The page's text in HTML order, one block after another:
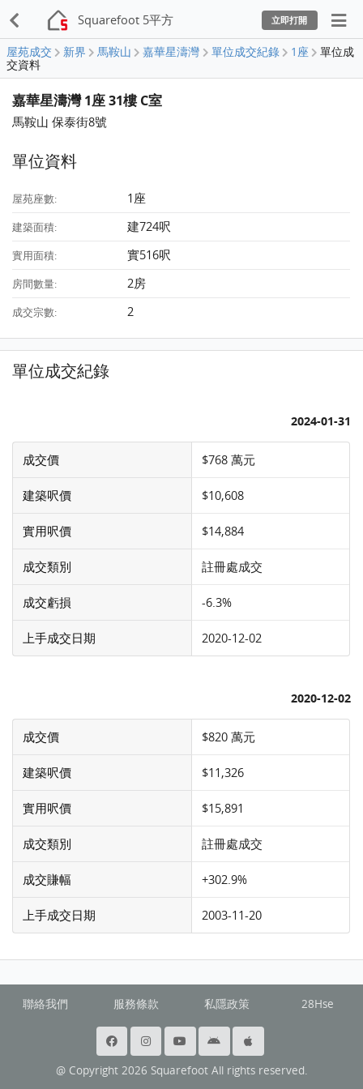
Squarefoot 5平方 立即打開
屋苑成交 新界 馬鞍山 嘉華星濤灣 單位成交紀錄 1座
單位成
交資料
嘉華星濤灣 1座 31樓 C室
馬鞍山 保泰街8號
單位資料
屋苑座數: 1座
建築面積: 建724呎
實用面積: 實516呎
房間數量: 2房
成交宗數: 2
單位成交紀錄
2024-01-31
成交價 $768 萬元
建築呎價 $10,608
實用呎價 $14,884
成交類別 註冊處成交
成交虧損 -6.3%
上手成交日期 2020-12-02
2020-12-02
成交價 $820 萬元
建築呎價 $11,326
實用呎價 $15,891
成交類別 註冊處成交
成交賺幅 +302.9%
上手成交日期 2003-11-20
聯絡我們 服務條款 私隱政策 28Hse
@ Copyright 2026 Squarefoot All rights reserved.